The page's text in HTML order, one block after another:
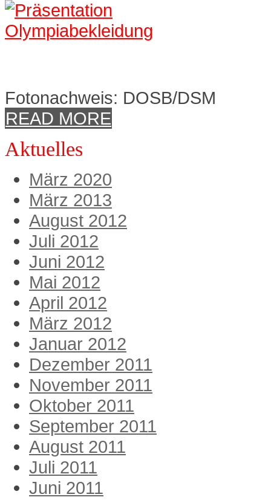
Fotonachweis: DOSB/DSM
READ MORE
Aktuelles
März 2020
März 2013
August 2012
Juli 2012
Juni 2012
Mai 2012
April 2012
März 2012
Januar 2012
Dezember 2011
November 2011
Oktober 2011
September 2011
August 2011
Juli 2011
Juni 2011